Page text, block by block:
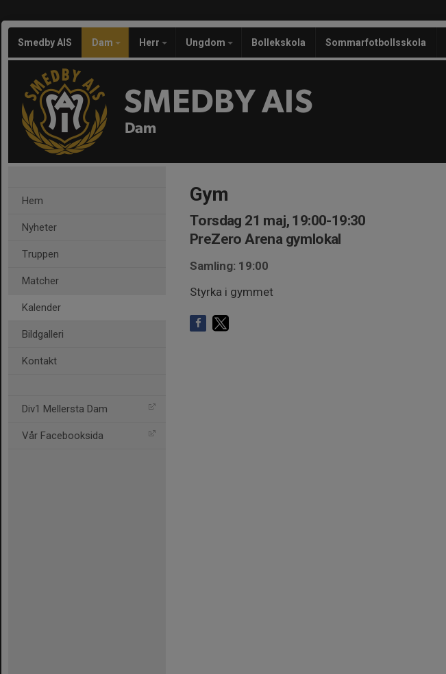
Smedby AIS Dam Herr Ungdom Bollekskola Sommarfotbollsskola
SMEDBY AIS
Dam
Hem
Nyheter
Truppen
Matcher
Kalender
Bildgalleri
Kontakt
Div1 Mellersta Dam
Vår Facebooksida
Gym
Torsdag 21 maj, 19:00-19:30
PreZero Arena gymlokal
Samling: 19:00
Styrka i gymmet